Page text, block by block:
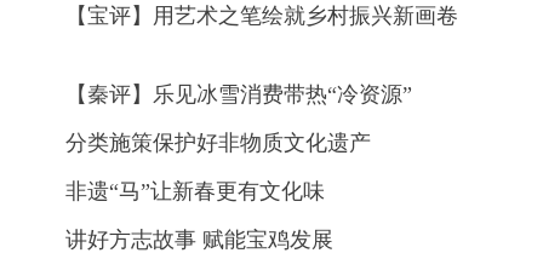
【宝评】用艺术之笔绘就乡村振兴新画卷
【秦评】乐见冰雪消费带热“冷资源”
分类施策保护好非物质文化遗产
非遗“马”让新春更有文化味
讲好方志故事 赋能宝鸡发展